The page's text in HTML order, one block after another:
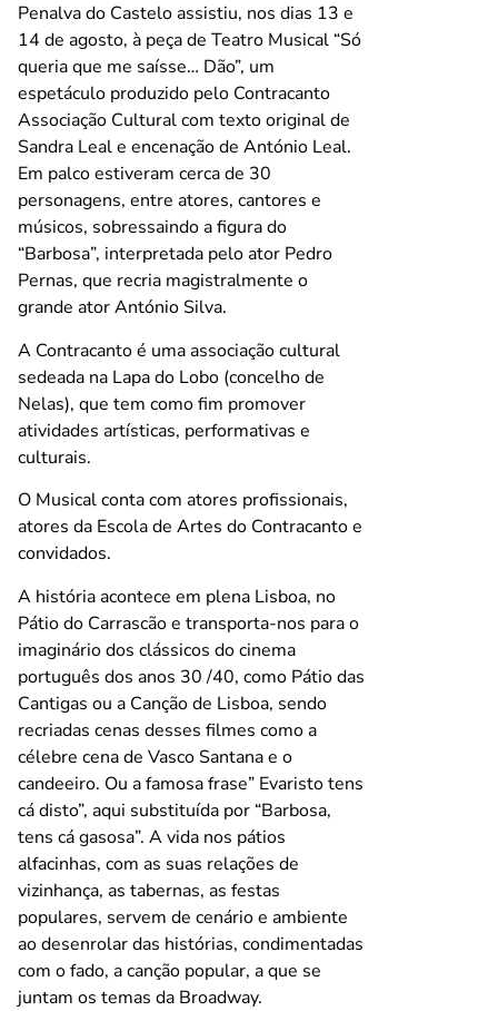
Penalva do Castelo assistiu, nos dias 13 e
14 de agosto, à peça de Teatro Musical “Só
queria que me saísse… Dão”, um
espetáculo produzido pelo Contracanto
Associação Cultural com texto original de
Sandra Leal e encenação de António Leal.
Em palco estiveram cerca de 30
personagens, entre atores, cantores e
músicos, sobressaindo a figura do
“Barbosa”, interpretada pelo ator Pedro
Pernas, que recria magistralmente o
grande ator António Silva.
A Contracanto é uma associação cultural
sedeada na Lapa do Lobo (concelho de
Nelas), que tem como fim promover
atividades artísticas, performativas e
culturais.
O Musical conta com atores profissionais,
atores da Escola de Artes do Contracanto e
convidados.
A história acontece em plena Lisboa, no
Pátio do Carrascão e transporta-nos para o
imaginário dos clássicos do cinema
português dos anos 30 /40, como Pátio das
Cantigas ou a Canção de Lisboa, sendo
recriadas cenas desses filmes como a
célebre cena de Vasco Santana e o
candeeiro. Ou a famosa frase” Evaristo tens
cá disto”, aqui substituída por “Barbosa,
tens cá gasosa”. A vida nos pátios
alfacinhas, com as suas relações de
vizinhança, as tabernas, as festas
populares, servem de cenário e ambiente
ao desenrolar das histórias, condimentadas
com o fado, a canção popular, a que se
juntam os temas da Broadway.